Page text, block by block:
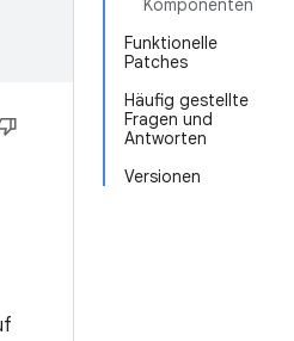
Komponenten
Funktionelle
Patches
Häufig gestellte
Fragen und
Antworten
Versionen